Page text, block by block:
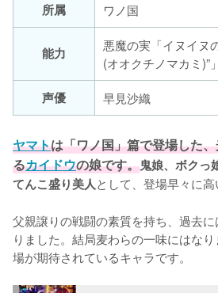
所属
ワノ国
能力
悪魔の実「イヌイヌ
(オオクチノマカミ)”」
声優
早見沙織
ヤマトは「ワノ国」篇で登場した
るカイドウの娘です。鬼娘、ボクっ
てんこ盛り美人として、登場早々に高
父親譲りの戦闘の素質を持ち、過去に
りました。結局麦わらの一味にはな
場が期待されているキャラです。